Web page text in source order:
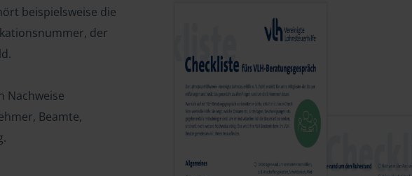
beispielsweise die
der
Nachweise
Beamte,